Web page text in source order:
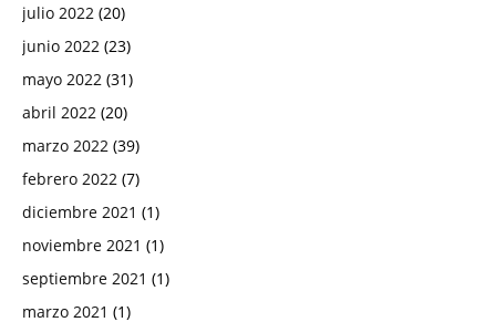
julio 2022 (20)
junio 2022 (23)
mayo 2022 (31)
abril 2022 (20)
marzo 2022 (39)
febrero 2022 (7)
diciembre 2021 (1)
noviembre 2021 (1)
septiembre 2021 (1)
marzo 2021 (1)